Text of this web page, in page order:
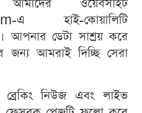
ওয়েবসাইট
এ হাই-কোয়ালিটি
আপনার ডেটা সাশ্রয় করে
জন্য আমরাই দিচ্ছি সেরা
নিউজ এবং লাইভ